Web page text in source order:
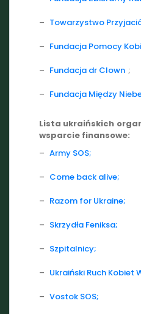
– Towarzystwo
– Fundacja Pomocy
– Fundacja dr Clown ;
– Fundacja Między
Lista ukraińskich
wsparcie finansowe:
– Army SOS;
– Come back alive;
– Razom for Ukraine;
– Skrzydła Feniksa;
– Szpitalnicy;
– Ukraiński Ruch Kobiet
– Vostok SOS;